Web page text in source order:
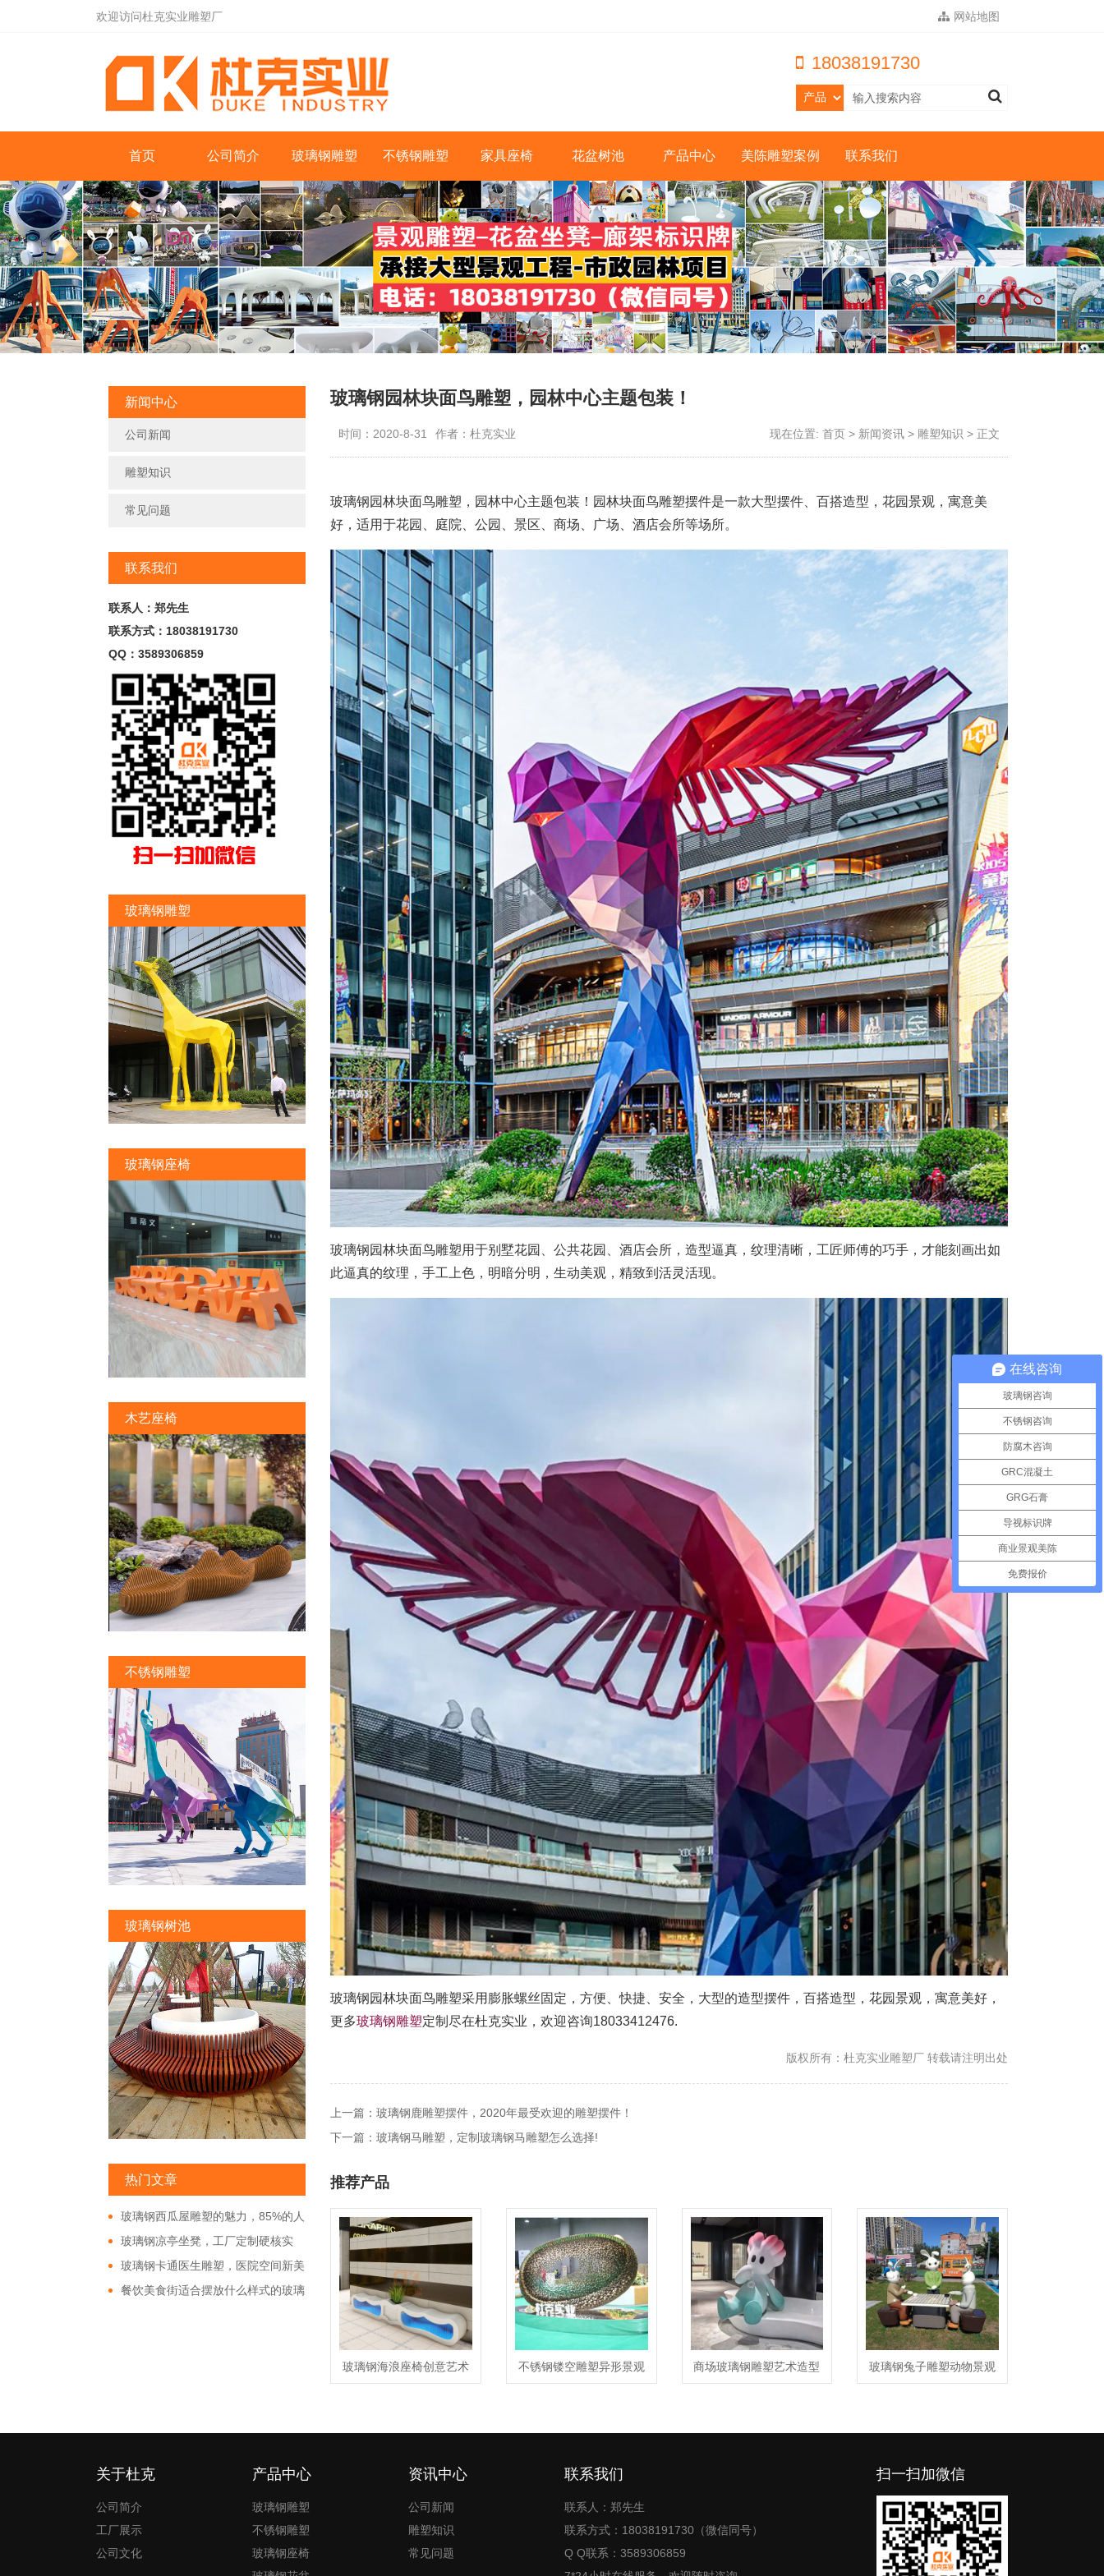
欢迎访问杜克实业雕塑厂 网站地图
18038191730
首页 公司简介 玻璃钢雕塑 不锈钢雕塑 家具座椅 花盆树池 产品中心 美陈雕塑案例 联系我们
新闻中心
公司新闻
雕塑知识
常见问题
联系我们
联系人：郑先生
联系方式：18038191730
QQ：3589306859
玻璃钢雕塑
玻璃钢座椅
木艺座椅
不锈钢雕塑
玻璃钢树池
热门文章
玻璃钢西瓜屋雕塑的魅力，85%的人
都非常的好奇!
玻璃钢凉亭坐凳，工厂定制硬核实
玻璃钢卡通医生雕塑，医院空间新美
餐饮美食街适合摆放什么样式的玻璃
玻璃钢园林块面鸟雕塑，园林中心主题包装！
时间：2020-8-31 作者：杜克实业 现在位置: 首页 > 新闻资讯 > 雕塑知识 > 正文
玻璃钢园林块面鸟雕塑，园林中心主题包装！园林块面鸟雕塑摆件是一款大型摆件、百搭造型，花园景观，寓意美
好，适用于花园、庭院、公园、景区、商场、广场、酒店会所等场所。
玻璃钢园林块面鸟雕塑用于别墅花园、公共花园、酒店会所，造型逼真，纹理清晰，工匠师傅的巧手，才能刻画出如
此逼真的纹理，手工上色，明暗分明，生动美观，精致到活灵活现。
玻璃钢园林块面鸟雕塑采用膨胀螺丝固定，方便、快捷、安全，大型的造型摆件，百搭造型，花园景观，寓意美好，
更多玻璃钢雕塑定制尽在杜克实业，欢迎咨询18033412476.
版权所有：杜克实业雕塑厂 转载请注明出处
上一篇：玻璃钢鹿雕塑摆件，2020年最受欢迎的雕塑摆件！
下一篇：玻璃钢马雕塑，定制玻璃钢马雕塑怎么选择!
推荐产品
玻璃钢海浪座椅创意艺术
花盆坐凳组合
不锈钢镂空雕塑异形景观
造型小品摆件
商场玻璃钢雕塑艺术造型
美陈景观摆件
玻璃钢兔子雕塑动物景观
艺术园林广场摆件
关于杜克
公司简介
工厂展示
公司文化
产品中心
玻璃钢雕塑
不锈钢雕塑
玻璃钢座椅
资讯中心
公司新闻
雕塑知识
常见问题
联系我们
联系人：郑先生
联系方式：18038191730（微信同号）
Q Q联系：3589306859
扫一扫加微信
在线咨询
玻璃钢咨询
不锈钢咨询
防腐木咨询
GRC混凝土
GRG石膏
导视标识牌
商业景观美陈
免费报价